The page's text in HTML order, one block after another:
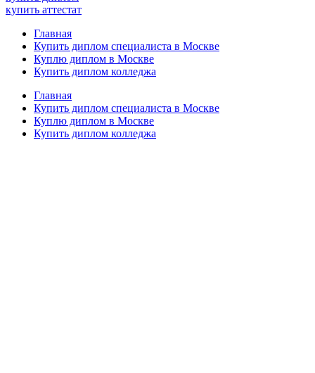
купить аттестат
Главная
Купить диплом специалиста в Москве
Куплю диплом в Москве
Купить диплом колледжа
Главная
Купить диплом специалиста в Москве
Куплю диплом в Москве
Купить диплом колледжа